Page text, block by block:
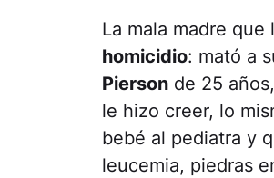
La mala madre que
homicidio: mató a
Pierson de 25
le hizo creer, lo
bebé al pediatra y
leucemia, piedras